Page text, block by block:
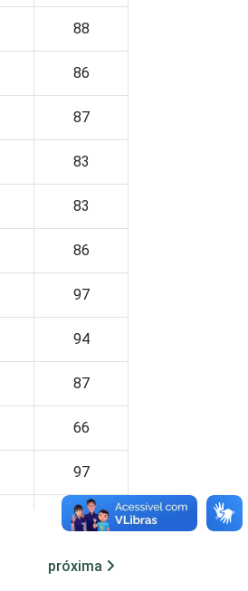
88
86
87
83
83
86
97
94
87
66
97
85
79
próxima